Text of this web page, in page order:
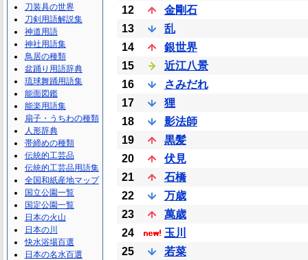
12
金剛石
13
乱
14
銀世界
15
近江八景
16
さみだれ
17
狸
18
影法師
19
黒髪
20
伏見
21
石橋
22
万歳
23
萬歳
24
玉川
25
若菜
刀装具の世界
刀剣用語解説集
神道用語
神社用語集
鳥居の種類
盆踊り用語辞典
琉球舞踊用語集
能面図鑑
能楽用語集
扇子・うちわの種類
人形辞典
帯締めの種類
伝統的工芸品
伝統的工芸品用語集
全国和紙産地マップ
国立公園一覧
国定公園一覧
日本の火山
日本の川
快水浴場百選
日本の名水百選